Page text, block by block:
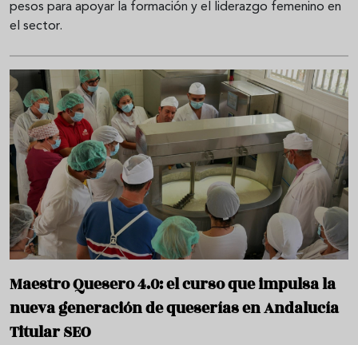
pesos para apoyar la formación y el liderazgo femenino en
el sector.
Maestro Quesero 4.0: el curso que impulsa la
nueva generación de queserías en Andalucía
Titular SEO